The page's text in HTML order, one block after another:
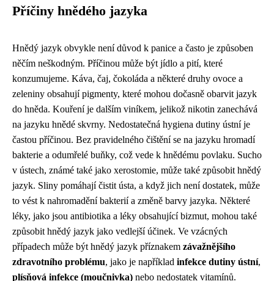
Příčiny hnědého jazyka
Hnědý jazyk obvykle není důvod k panice a často je způsoben
něčím neškodným. Příčinou může být jídlo a pití, které
konzumujeme. Káva, čaj, čokoláda a některé druhy ovoce a
zeleniny obsahují pigmenty, které mohou dočasně obarvit jazyk
do hněda. Kouření je dalším viníkem, jelikož nikotin zanechává
na jazyku hnědé skvrny. Nedostatečná hygiena dutiny ústní je
častou příčinou. Bez pravidelného čištění se na jazyku hromadí
bakterie a odumřelé buňky, což vede k hnědému povlaku. Sucho
v ústech, známé také jako xerostomie, může také způsobit hnědý
jazyk. Sliny pomáhají čistit ústa, a když jich není dostatek, může
to vést k nahromadění bakterií a změně barvy jazyka. Některé
léky, jako jsou antibiotika a léky obsahující bizmut, mohou také
způsobit hnědý jazyk jako vedlejší účinek. Ve vzácných
případech může být hnědý jazyk příznakem závažnějšího
zdravotního problému, jako je například infekce dutiny ústní,
plísňová infekce (moučnivka) nebo nedostatek vitamínů.